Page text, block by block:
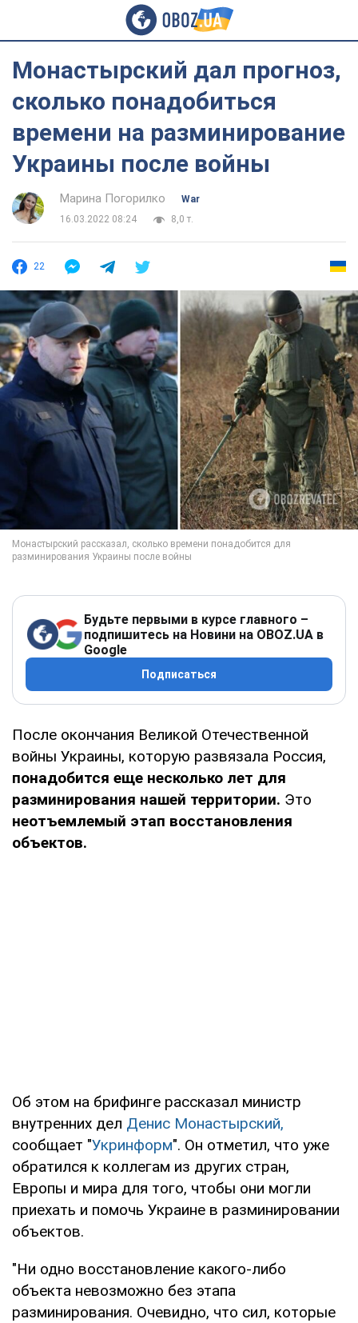
Монастырский дал прогноз,
сколько понадобиться
времени на разминирование
Украины после войны
Марина Погорилко
War
16.03.2022 08:24
8,0 т.
22
Будьте первыми в курсе главного –
подпишитесь на Новини на OBOZ.UA в
Google
Подписаться
После окончания Великой Отечественной
войны Украины, которую развязала Россия,
понадобится еще несколько лет для
разминирования нашей территории. Это
неотъемлемый этап восстановления
объектов.
Об этом на брифинге рассказал министр
внутренних дел Денис Монастырский,
сообщает "Укринформ". Он отметил, что уже
обратился к коллегам из других стран,
Европы и мира для того, чтобы они могли
приехать и помочь Украине в разминировании
объектов.
"Ни одно восстановление какого-либо
объекта невозможно без этапа
разминирования. Очевидно, что сил, которые